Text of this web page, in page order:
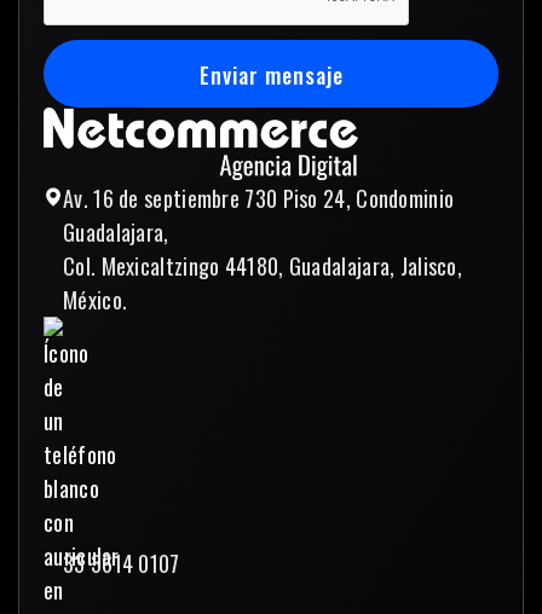
Av. 16 de septiembre 730 Piso 24, Condominio
Guadalajara,
Col. Mexicaltzingo 44180, Guadalajara, Jalisco,
México.
33 3614 0107
Enviar mensaje
Enviar mensaje